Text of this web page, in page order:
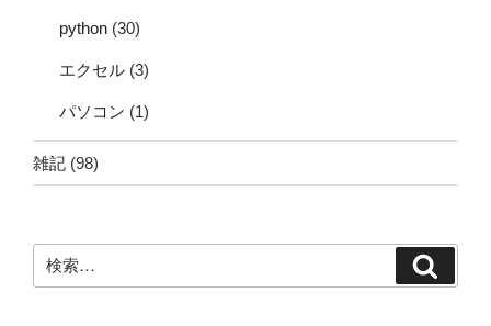
python (30)
エクセル (3)
パソコン (1)
雑記 (98)
索:
索